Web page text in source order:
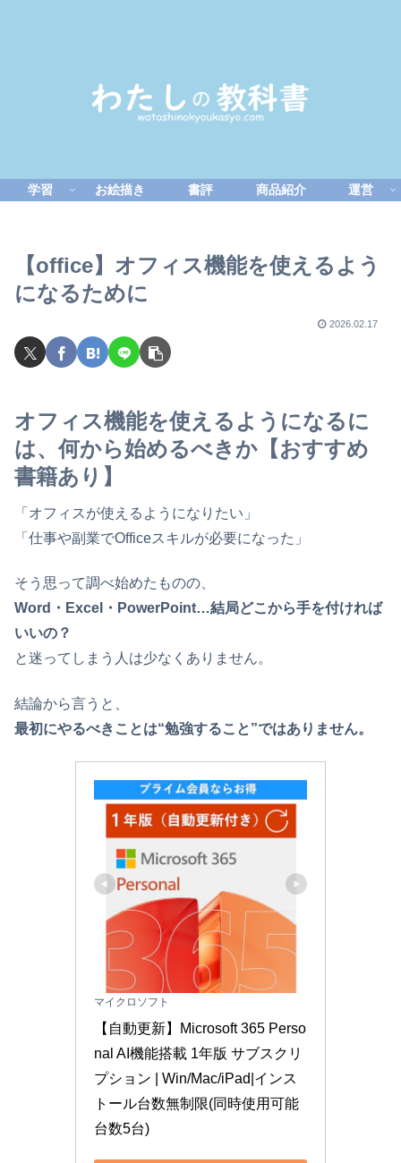
学習 お絵描き 書評 商品紹介 運営
【office】オフィス機能を使えるよう
になるために
2026.02.17
オフィス機能を使えるようになるに
は、何から始めるべきか【おすすめ
書籍あり】
「オフィスが使えるようになりたい」
「仕事や副業でOfficeスキルが必要になった」
そう思って調べ始めたものの、
Word・Excel・PowerPoint…結局どこから手を付ければ
いいの？
と迷ってしまう人は少なくありません。
結論から言うと、
最初にやるべきことは“勉強すること”ではありません。
マイクロソフト
【自動更新】Microsoft 365 Perso
nal AI機能搭載 1年版 サブスクリ
プション | Win/Mac/iPad|インス
トール台数無制限(同時使用可能
台数5台)